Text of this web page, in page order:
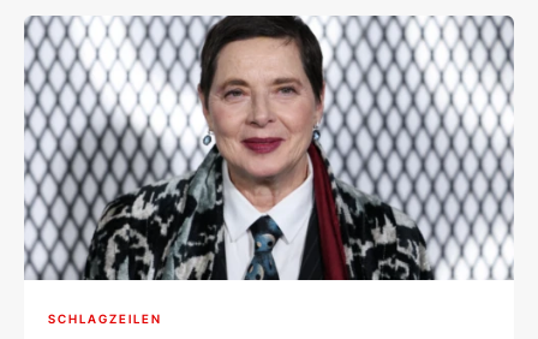
SCHLAGZEILEN